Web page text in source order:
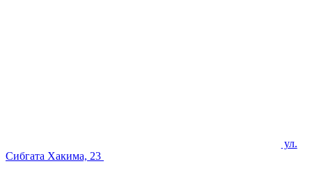
ул.
Сибгата Хакима, 23